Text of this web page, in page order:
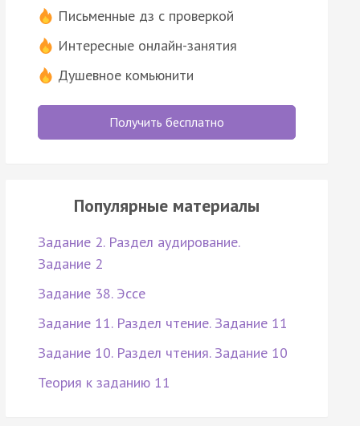
Письменные дз с проверкой
Интересные онлайн-занятия
Душевное комьюнити
Получить бесплатно
Популярные материалы
Задание 2. Раздел аудирование.
Задание 2
Задание 38. Эссе
Задание 11. Раздел чтение. Задание 11
Задание 10. Раздел чтения. Задание 10
Теория к заданию 11